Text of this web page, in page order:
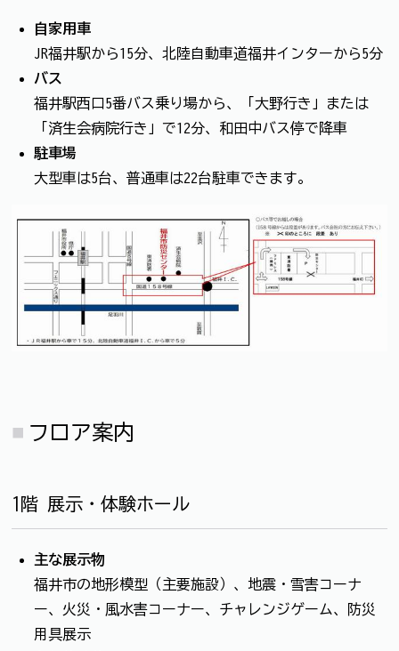
自家用車
JR福井駅から15分、北陸自動車道福井インターから5分
バス
福井駅西口5番バス乗り場から、「大野行き」または
「済生会病院行き」で12分、和田中バス停で降車
駐車場
大型車は5台、普通車は22台駐車できます。
フロア案内
1階 展示・体験ホール
主な展示物
福井市の地形模型（主要施設）、地震・雪害コーナ
ー、火災・風水害コーナー、チャレンジゲーム、防災
用具展示